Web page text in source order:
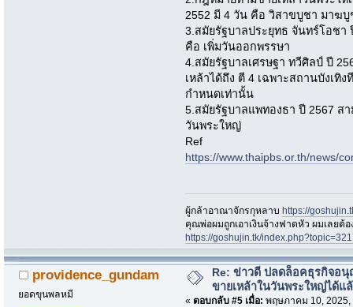
2552 มี 4 วัน คือ วิสาขบูชา มาฆ
3.สมัยรัฐบาลประยุทธ จันทร์โอชา
คือ เพิ่มวันออกพรรษา
4.สมัยรัฐบาลเศรษฐา ทวีศิลป์ ปี
เหล้าได้ถึง ตี 4 เฉพาะสถานบังเทิ
กำหนดเท่านั้น
5.สมัยรัฐบาลแพทองธา ปี 2567 ส
วันพระใหญ่
Ref
https://www.thaipbs.or.th/news/
ผู้กล้าอาณาจักรกุหลาบhttps://
คุณพ่อผมถูกเอาเงินจ้างฟาดหัว ผมเลยต้
https://goshujin.tk/
providence_gundam
ยอดขุนพลหมี
Re: ข่าวดี ปลดล็อคธุรกิจอนุ
ขายเหล้าในวันพระใหญ่ได้แ
« ตอบกลับ #5 เมื่อ: พฤษภาคม 10, 2025,